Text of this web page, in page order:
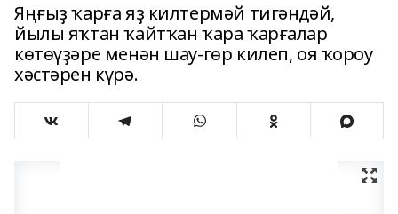
Яңғыҙ ҡарға яҙ килтермәй тигәндәй,
йылы яҡтан ҡайтҡан ҡара ҡарғалар
көтөүҙәре менән шау-гөр килеп, оя ҡороу
хәстәрен күрә.